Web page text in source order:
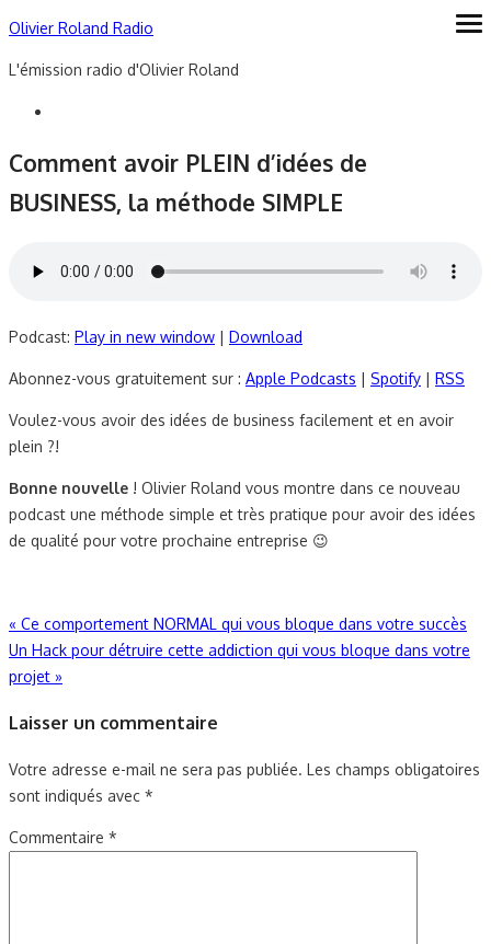
Skip
content
Olivier Roland Radio
L'émission radio d'Olivier Roland
Comment avoir PLEIN d’idées de
BUSINESS, la méthode SIMPLE
Podcast: Play in new window | Download
Abonnez-vous gratuitement sur : Apple Podcasts | Spotify | RSS
Voulez-vous avoir des idées de business facilement et en avoir
plein ?!
Bonne nouvelle ! Olivier Roland vous montre dans ce nouveau
podcast une méthode simple et très pratique pour avoir des idées
de qualité pour votre prochaine entreprise 😉
Navigation
de
« Ce comportement NORMAL qui vous bloque dans votre succès
Un Hack pour détruire cette addiction qui vous bloque dans votre
projet »
Laisser un commentaire
Votre adresse e-mail ne sera pas publiée. Les champs obligatoires
sont indiqués avec *
Commentaire *